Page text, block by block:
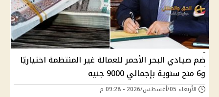
ضم صيادي البحر الأحمر للعمالة غير المنتظمة اختياريًا
و6 منح سنوية بإجمالي 9000 جنيه
الأربعاء 05/أغسطس/2026 - 09:28 م